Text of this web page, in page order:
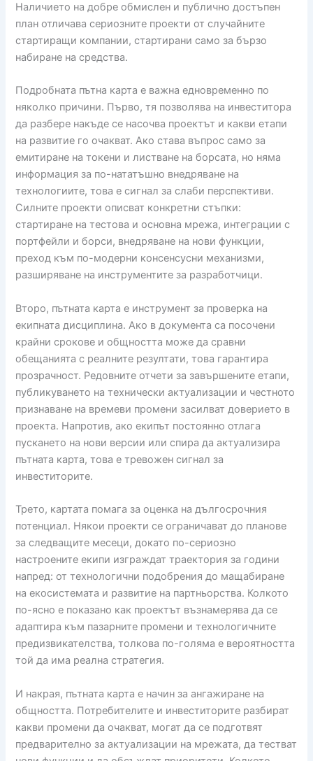
Наличието на добре обмислен и публично достъпен
план отличава сериозните проекти от случайните
стартиращи компании, стартирани само за бързо
набиране на средства.
Подробната пътна карта е важна едновременно по
няколко причини. Първо, тя позволява на инвеститора
да разбере накъде се насочва проектът и какви етапи
на развитие го очакват. Ако става въпрос само за
емитиране на токени и листване на борсата, но няма
информация за по-нататъшно внедряване на
технологиите, това е сигнал за слаби перспективи.
Силните проекти описват конкретни стъпки:
стартиране на тестова и основна мрежа, интеграции с
портфейли и борси, внедряване на нови функции,
преход към по-модерни консенсусни механизми,
разширяване на инструментите за разработчици.
Второ, пътната карта е инструмент за проверка на
екипната дисциплина. Ако в документа са посочени
крайни срокове и общността може да сравни
обещанията с реалните резултати, това гарантира
прозрачност. Редовните отчети за завършените етапи,
публикуването на технически актуализации и честното
признаване на времеви промени засилват доверието в
проекта. Напротив, ако екипът постоянно отлага
пускането на нови версии или спира да актуализира
пътната карта, това е тревожен сигнал за
инвеститорите.
Трето, картата помага за оценка на дългосрочния
потенциал. Някои проекти се ограничават до планове
за следващите месеци, докато по-сериозно
настроените екипи изграждат траектория за години
напред: от технологични подобрения до мащабиране
на екосистемата и развитие на партньорства. Колкото
по-ясно е показано как проектът възнамерява да се
адаптира към пазарните промени и технологичните
предизвикателства, толкова по-голяма е вероятността
той да има реална стратегия.
И накрая, пътната карта е начин за ангажиране на
общността. Потребителите и инвеститорите разбират
какви промени да очакват, могат да се подготвят
предварително за актуализации на мрежата, да тестват